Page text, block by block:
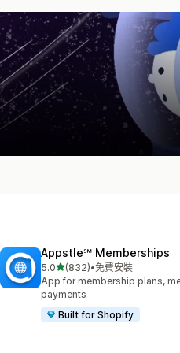
Appstle℠ Memberships
5.0滿分 5 顆星
(832)
共有 832 則評價
•免費安裝
App for membership plans,
payments
Built for Shopify